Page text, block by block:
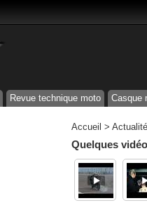
Revue technique moto Casque
Accueil >
Quelques